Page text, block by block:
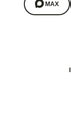
MAX